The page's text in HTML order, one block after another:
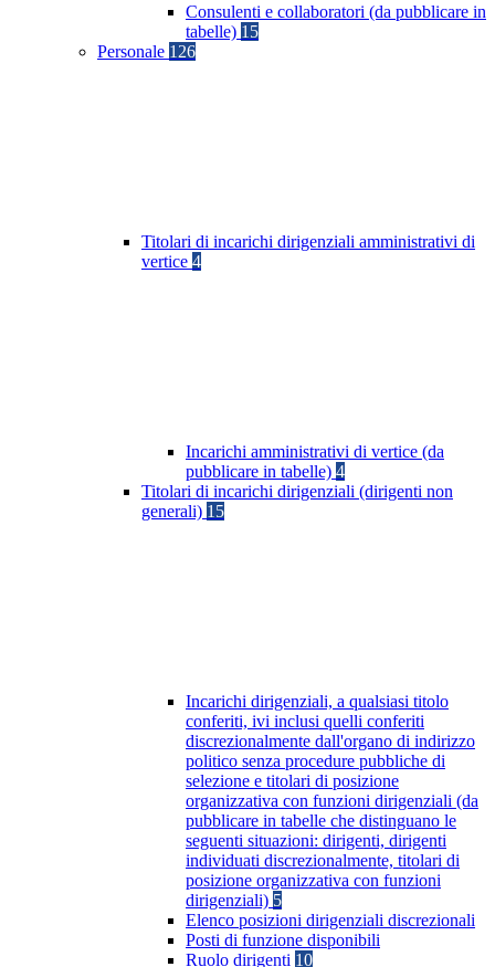
Consulenti e collaboratori (da pubblicare in
tabelle) 15
Personale 126
Titolari di incarichi dirigenziali amministrativi di
vertice 4
Incarichi amministrativi di vertice (da
pubblicare in tabelle) 4
Titolari di incarichi dirigenziali (dirigenti non
generali) 15
Incarichi dirigenziali, a qualsiasi titolo
conferiti, ivi inclusi quelli conferiti
discrezionalmente dall'organo di indirizzo
politico senza procedure pubbliche di
selezione e titolari di posizione
organizzativa con funzioni dirigenziali (da
pubblicare in tabelle che distinguano le
seguenti situazioni: dirigenti, dirigenti
individuati discrezionalmente, titolari di
posizione organizzativa con funzioni
dirigenziali) 5
Elenco posizioni dirigenziali discrezionali
Posti di funzione disponibili
Ruolo dirigenti 10